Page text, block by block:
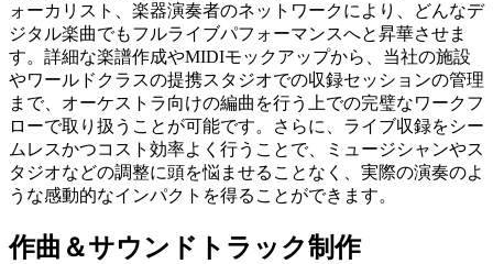
ォーカリスト、楽器演奏者のネットワークにより、どんなデ
ジタル楽曲でもフルライブパフォーマンスへと昇華させま
す。詳細な楽譜作成やMIDIモックアップから、当社の施設
やワールドクラスの提携スタジオでの収録セッションの管理
まで、オーケストラ向けの編曲を行う上での完璧なワークフ
ローで取り扱うことが可能です。さらに、ライブ収録をシー
ムレスかつコスト効率よく行うことで、ミュージシャンやス
タジオなどの調整に頭を悩ませることなく、実際の演奏のよ
うな感動的なインパクトを得ることができます。
作曲＆サウンドトラック制作